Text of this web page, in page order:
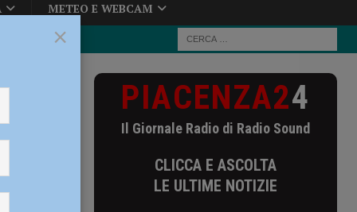
METEO E WEBCAM
col
PIACENZA24
Il Giornale Radio di Radio Sound
CLICCA E ASCOLTA
LE ULTIME NOTIZIE
×